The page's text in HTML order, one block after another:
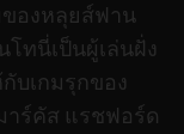
องหลุยส์ฟาน
ทนี่เป็นผู้เล่นฝั่ง
บเกมรุกของ
าร์คัส แรชฟอร์ด